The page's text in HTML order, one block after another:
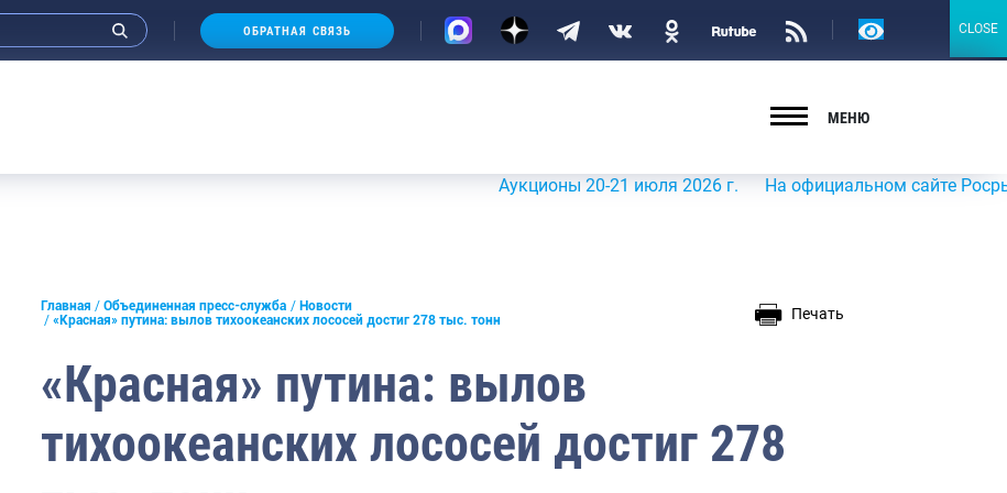
СМИ
конференции
России
ОБРАТНАЯ СВЯЗЬ
Версия
МЕНЮ
Аукционы 20-21 июля 2026 г. На официальном сайте
Главная Объединенная пресс-служба
Новости
«Красная» путина: вылов тихоокеанских лососей достиг 278 тыс. тонн
Печать
«Красная» путина: вылов
тихоокеанских лососей достиг 278
CLOSE
CLOSE